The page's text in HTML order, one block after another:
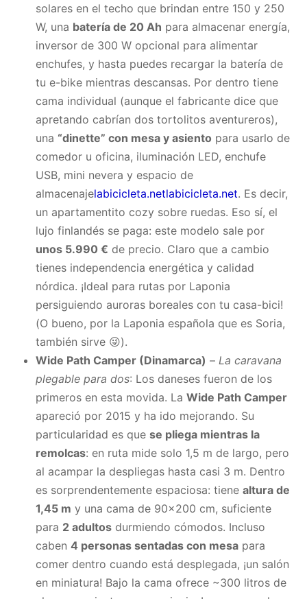
solares en el techo que brindan entre 150 y 250
W, una batería de 20 Ah para almacenar energía,
inversor de 300 W opcional para alimentar
enchufes, y hasta puedes recargar la batería de
tu e-bike mientras descansas. Por dentro tiene
cama individual (aunque el fabricante dice que
apretando cabrían dos tortolitos aventureros),
una “dinette” con mesa y asiento para usarlo de
comedor u oficina, iluminación LED, enchufe
USB, mini nevera y espacio de
almacenajelabicicleta.netlabicicleta.net. Es decir,
un apartamentito cozy sobre ruedas. Eso sí, el
lujo finlandés se paga: este modelo sale por
unos 5.990 € de precio. Claro que a cambio
tienes independencia energética y calidad
nórdica. ¡Ideal para rutas por Laponia
persiguiendo auroras boreales con tu casa-bici!
(O bueno, por la Laponia española que es Soria,
también sirve 😜).
Wide Path Camper (Dinamarca) – La caravana
plegable para dos: Los daneses fueron de los
primeros en esta movida. La Wide Path Camper
apareció por 2015 y ha ido mejorando. Su
particularidad es que se pliega mientras la
remolcas: en ruta mide solo 1,5 m de largo, pero
al acampar la despliegas hasta casi 3 m. Dentro
es sorprendentemente espaciosa: tiene altura de
1,45 m y una cama de 90×200 cm, suficiente
para 2 adultos durmiendo cómodos. Incluso
caben 4 personas sentadas con mesa para
comer dentro cuando está desplegada, ¡un salón
en miniatura! Bajo la cama ofrece ~300 litros de